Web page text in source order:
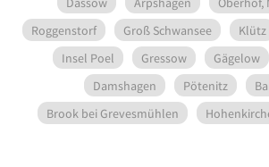
Roggenstorf
Groß Schwansee Klütz
Insel Poel
Gressow Gägelow
Damshagen
Pötenitz
Brook bei Grevesmühlen